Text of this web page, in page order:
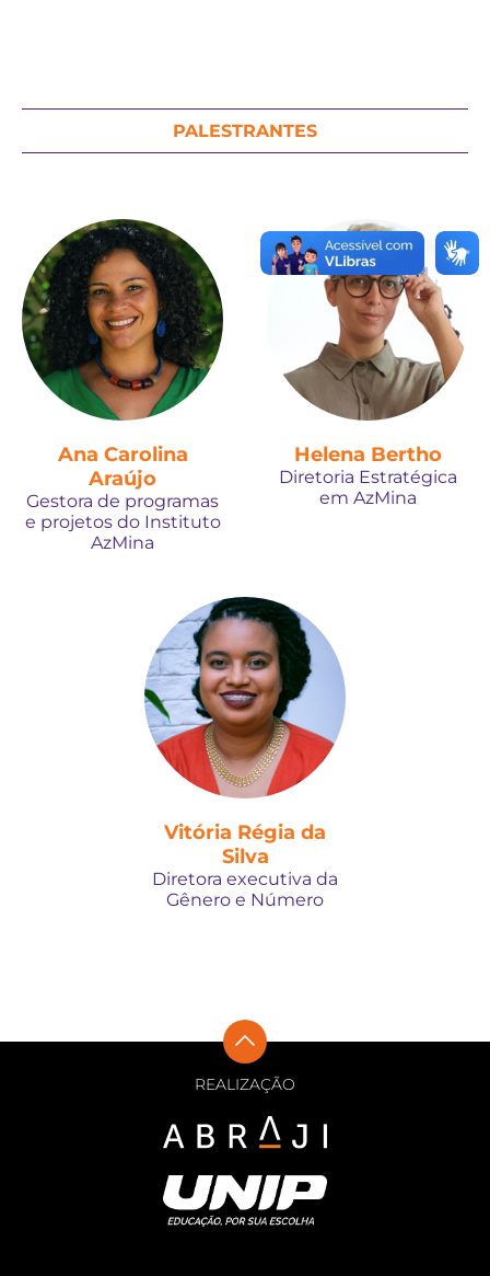
PALESTRANTES
Ana Carolina
Araújo
Gestora de programas
e projetos do Instituto
AzMina
Helena Bertho
Diretoria Estratégica
em AzMina
Vitória Régia da
Silva
Diretora executiva da
Gênero e Número
REALIZAÇÃO